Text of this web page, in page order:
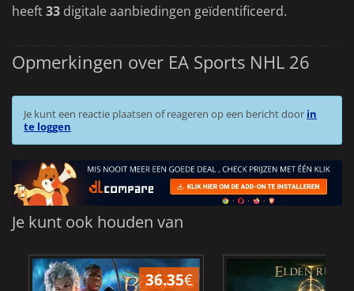
heeft33 digitale aanbiedingen geïdentificeerd.
Opmerkingen over EA Sports NHL 26
Je kunt een reactie plaatsen of reageren op een bericht door in
te loggen
Je kunt ook houden van
36.35€